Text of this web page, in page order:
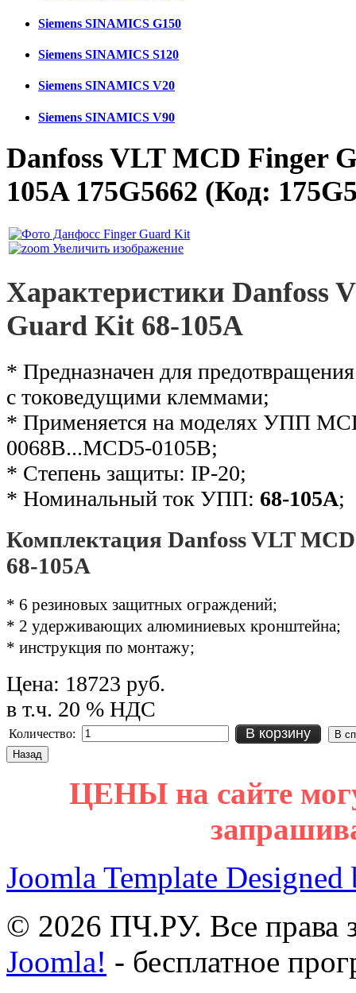
Siemens SINAMICS G150
Siemens SINAMICS S120
Siemens SINAMICS V20
Siemens SINAMICS V90
Danfoss VLT MCD Finger
105A 175G5662 (Код:
Увеличить изображение
Характеристики Danfoss
Guard Kit 68-105A
* Предназначен для
с токоведущими клеммами;
* Применяется на моделях УПП
0068B...MCD5-0105B;
* Степень защиты: IP-20;
* Номинальный ток УПП: 68-105А;
Комплектация Danfoss VLT
68-105А
* 6 резиновых защитных ограждений;
* 2 удерживающих алюминиевых кронштейна;
* инструкция по монтажу;
Цена: 18723 руб.
в т.ч. 20 % НДС
Количество: В корзину
ЦЕНЫ на сайте
Joomla Template Designed
© 2026 ПЧ.РУ. Все права
Joomla! - бесплатное